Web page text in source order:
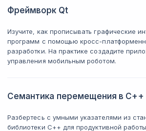
Фреймворк Qt
Изучите, как прописывать графические
программ с помощью кросс-
разработки. На практике создадите
управления мобильным роботом.
Семантика перемещения в C++
Разбертесь с умными указателями из
библиотеки C++ для продуктивной